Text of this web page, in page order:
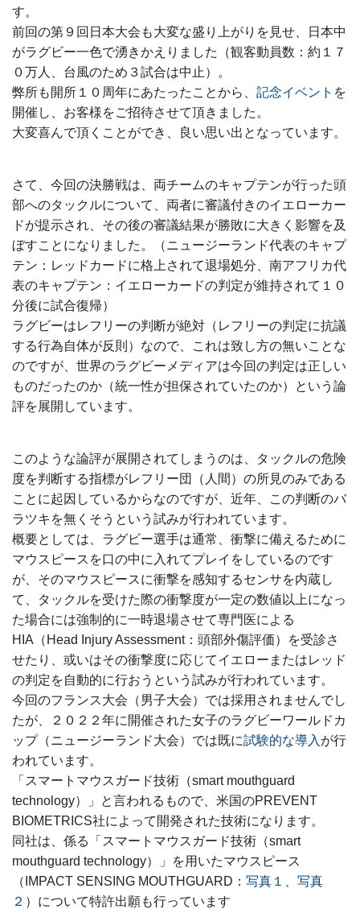
す。
前回の第９回日本大会も大変な盛り上がりを見せ、日本中
がラグビー一色で湧きかえりました（観客動員数：約１７
０万人、台風のため３試合は中止）。
弊所も開所１０周年にあたったことから、 記念イベント を
開催し、お客様をご招待させて頂きました。
大変喜んで頂くことができ、良い思い出となっています。
さて、今回の決勝戦は、両チームのキャプテンが行った頭
部へのタックルについて、両者に審議付きのイエローカー
ドが提示され、その後の審議結果が勝敗に大きく影響を及
ぼすことになりました。（ニュージーランド代表のキャプ
テン：レッドカードに格上されて退場処分、南アフリカ代
表のキャプテン：イエローカードの判定が維持されて１０
分後に試合復帰）
ラグビーはレフリーの判断が絶対（レフリーの判定に抗議
する行為自体が反則）なので、これは致し方の無いことな
のですが、世界のラグビーメディアは今回の判定は正しい
ものだったのか（統一性が担保されていたのか）という論
評を展開しています。
このような論評が展開されてしまうのは、タックルの危険
度を判断する指標がレフリー団（人間）の所見のみである
ことに起因しているからなのですが、近年、この判断のバ
ラツキを無くそうという試みが行われています。
概要としては、ラグビー選手は通常、衝撃に備えるために
マウスピースを口の中に入れてプレイをしているのです
が、そのマウスピースに衝撃を感知するセンサを内蔵し
て、タックルを受けた際の衝撃度が一定の数値以上になっ
た場合には強制的に一時退場させて専門医による
HIA（Head Injury Assessment：頭部外傷評価）を受診さ
せたり、或いはその衝撃度に応じてイエローまたはレッド
の判定を自動的に行おうという試みが行われています。
今回のフランス大会（男子大会）では採用されませんでし
たが、２０２２年に開催された女子のラグビーワールドカ
ップ（ニュージーランド大会）では既に試験的な導入 が行
われています。
「スマートマウスガード技術（smart mouthguard
technology）」と言われるもので、米国のPREVENT
BIOMETRICS社によって開発された技術になります。
同社は、係る「スマートマウスガード技術（smart
mouthguard technology）」を用いたマウスピース
（IMPACT SENSING MOUTHGUARD： 写真１
写真
２ ）について特許出願も行っています